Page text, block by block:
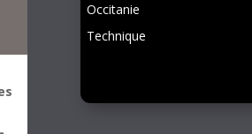
Occitanie
Technique